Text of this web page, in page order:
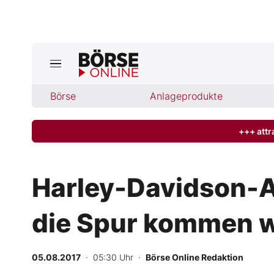
Börse Anlageprodukte
Jetzt aktuelle Ausgabe BÖRSE ONLINE
Finanz-Check
Abo & Shop
BO-Musterdepots
+++
Harley-Davidson-
die Spur kommen
05.08.2017 · 05:30 Uhr · Börse Online Redaktion